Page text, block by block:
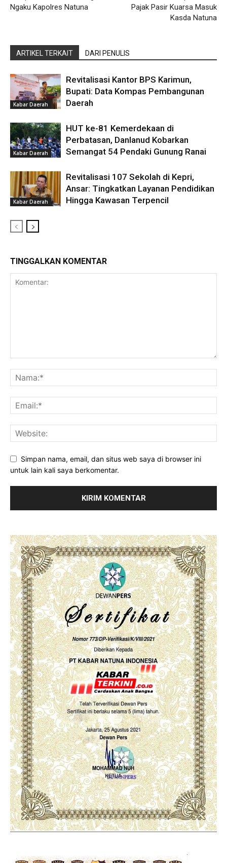
Ngaku Kapolres Natuna
Pajak Pasir Kuarsa Masuk
Kasda Natuna
ARTIKEL TERKAIT DARI PENULIS
Kabar Daerah
Revitalisasi Kantor BPS Karimun,
Bupati: Data Kompas Pembangunan
Daerah
Kabar Daerah
HUT ke-81 Kemerdekaan di
Perbatasan, Danlanud Kobarkan
Semangat 54 Pendaki Gunung Ranai
Kabar Daerah
Revitalisasi 107 Sekolah di Kepri,
Ansar: Tingkatkan Layanan Pendidikan
Hingga Kawasan Terpencil
TINGGALKAN KOMENTAR
Simpan nama, email, dan situs web saya di browser ini
untuk lain kali saya berkomentar.